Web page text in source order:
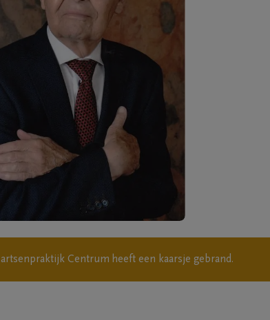
artsenpraktijk Centrum heeft een kaarsje gebrand.